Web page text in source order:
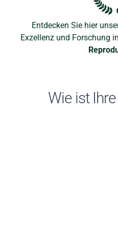
Entdecken Sie hier
Exzellenz und Forschung
Wie ist